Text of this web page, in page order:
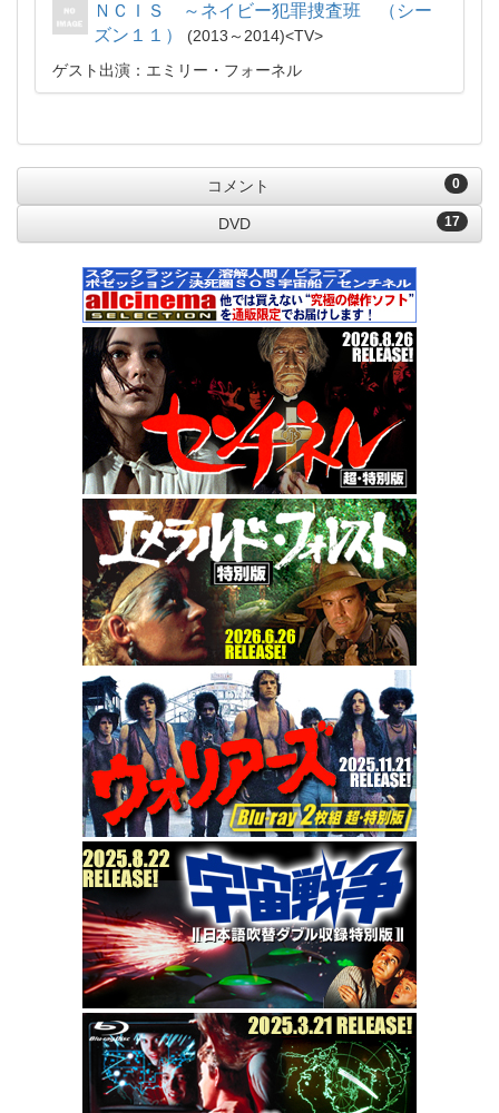
ＮＣＩＳ ～ネイビー犯罪捜査班 （シー
ズン１１）
2013～2014
TV
ゲスト出演：エミリー・フォーネル
0
コメント
17
DVD